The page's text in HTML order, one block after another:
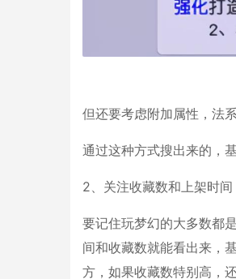
但还要考虑附加属性，法
通过这种方式搜出来的，
2、关注收藏数和上架时间
要记住玩梦幻的大多数都
间和收藏数就能看出来，
方，如果收藏数特别高，